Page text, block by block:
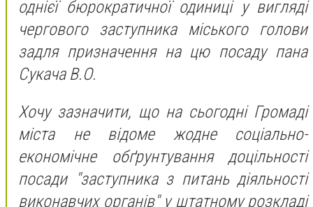
однієї бюрократичної одиниці у вигляді
чергового заступника міського голови
задля призначення на цю посаду пана
Сукача В.О.
Хочу зазначити, що на сьогодні Громаді
міста не відоме жодне соціально-
економічне обґрунтування доцільності
посади "заступника з питань діяльності
виконавчих органів" у штатному розкладі